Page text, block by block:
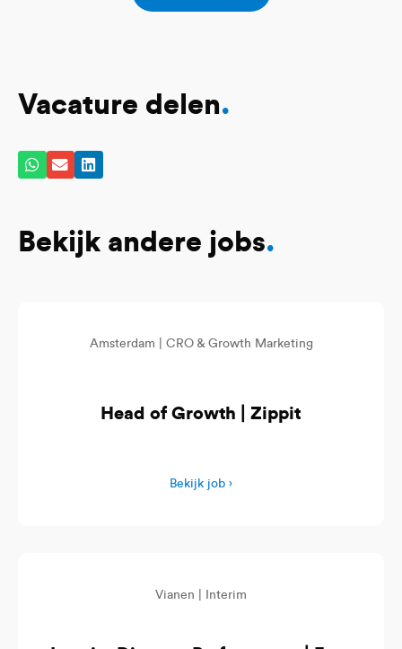
Vacature delen.
Bekijk andere jobs.
Amsterdam | CRO & Growth Marketing
Head of Growth | Zippit
Bekijk job ›
Vianen | Interim